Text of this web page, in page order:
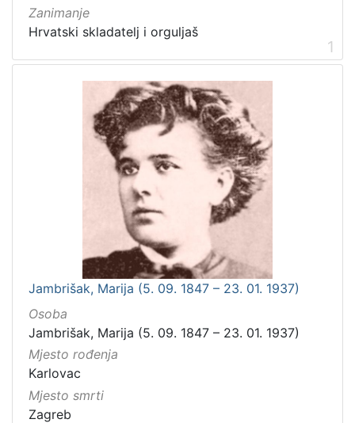
Zanimanje
Hrvatski skladatelj i orguljaš
1
Jambrišak, Marija (5. 09. 1847 – 23. 01. 1937)
Osoba
Jambrišak, Marija (5. 09. 1847 – 23. 01. 1937)
Mjesto rođenja
Karlovac
Mjesto smrti
Zagreb